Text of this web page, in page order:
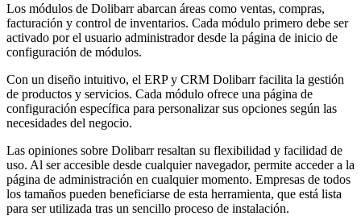
Los módulos de Dolibarr abarcan áreas como ventas, compras,
facturación y control de inventarios. Cada módulo primero debe ser
activado por el usuario administrador desde la página de inicio de
configuración de módulos.
Con un diseño intuitivo, el ERP y CRM Dolibarr facilita la gestión
de productos y servicios. Cada módulo ofrece una página de
configuración específica para personalizar sus opciones según las
necesidades del negocio.
Las opiniones sobre Dolibarr resaltan su flexibilidad y facilidad de
uso. Al ser accesible desde cualquier navegador, permite acceder a la
página de administración en cualquier momento. Empresas de todos
los tamaños pueden beneficiarse de esta herramienta, que está lista
para ser utilizada tras un sencillo proceso de instalación.